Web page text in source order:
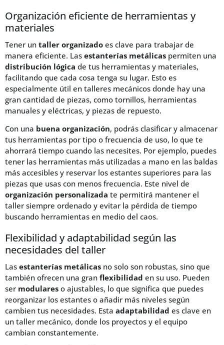
Organización eficiente de herramientas y
materiales
Tener un taller organizado es clave para trabajar de
manera eficiente. Las estanterías metálicas permiten una
distribución lógica de tus herramientas y materiales,
facilitando que cada cosa tenga su lugar. Esto es
especialmente útil en talleres mecánicos donde hay una
gran cantidad de piezas, como tornillos, herramientas
manuales y eléctricas, y piezas de repuesto.
Con una buena organización, podrás clasificar y almacenar
tus herramientas por tipo o frecuencia de uso, lo que te
ahorrará tiempo cuando las necesites. Por ejemplo, puedes
tener las herramientas más utilizadas a mano en las baldas
más accesibles y reservar los estantes superiores para las
piezas que usas con menos frecuencia. Este nivel de
organización personalizada te permitirá mantener el
taller siempre ordenado y evitar la pérdida de tiempo
buscando herramientas en medio del caos.
Flexibilidad y adaptabilidad según las
necesidades del taller
Las estanterías metálicas no solo son robustas, sino que
también ofrecen una gran flexibilidad en su uso. Pueden
ser modulares o ajustables, lo que significa que puedes
reorganizar los estantes o añadir más niveles según
cambien tus necesidades. Esta adaptabilidad es clave en
un taller mecánico, donde los proyectos y el equipo
cambian constantemente.